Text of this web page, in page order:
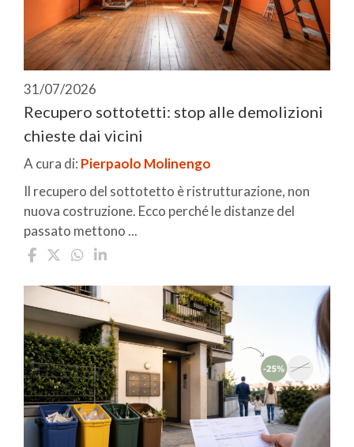
31/07/2026
Recupero sottotetti: stop alle demolizioni
chieste dai vicini
A cura di: Pierpaolo Molinengo
Il recupero del sottotetto è ristrutturazione, non
nuova costruzione. Ecco perché le distanze del
passato mettono ...